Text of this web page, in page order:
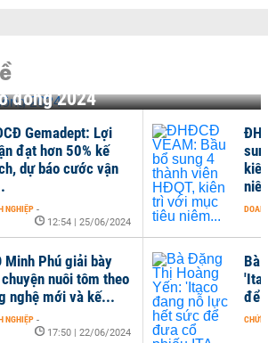
đông 2024
Bà
để
Gemadept: Lợi
đạt hơn 50% kế
dự báo cước vận
NGHIỆP -
12:54 | 25/06/2024
Minh Phú giải bày
nuôi tôm theo
nghệ mới và kế...
NGHIỆP -
17:50 | 22/06/2024